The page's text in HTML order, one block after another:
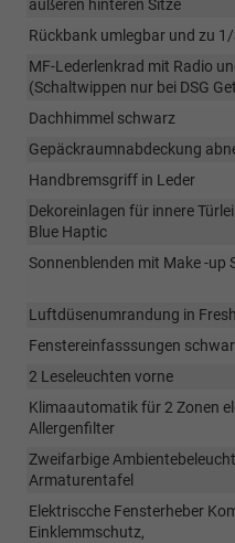
äußeren hinteren Sitze
Rückbank umlegbar und zu
MF-Lederlenkrad mit Radio
(Schaltwippen nur bei DSG
Dachhimmel schwarz
Gepäckraumnabdeckung
Handbremsgriff in Leder
Dekoreinlagen für innere
Blue Haptic
Sonnenblenden mit Make -up
Luftdüsenumrandung in
Fenstereinfasssungen
2 Leseleuchten vorne
Klimaautomatik für 2 Zonen
Allergenfilter
Zweifarbige
Armaturentafel
Elektriscche Fensterheber
Einklemmschutz,